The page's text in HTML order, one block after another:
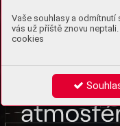
Vaše souhlasy a odmítnutí
vás už příště znovu
cookies